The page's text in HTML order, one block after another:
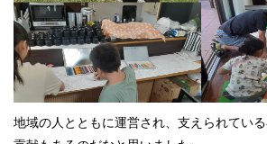
地域の人とともに運営され、支えられてい